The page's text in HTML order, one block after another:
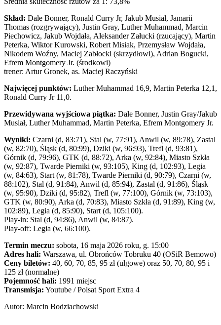
Skład: Dale Bonner, Ronald Curry Jr, Jakub Musiał, Jamarii
Thomas (rozgrywający), Justin Gray, Luther Muhammad, Marcin
Piechowicz, Jakub Wojdała, Aleksander Załucki (rzucający), Martin
Peterka, Wiktor Kurowski, Robert Misiak, Przemysław Wojdała,
Nikodem Woźny, Maciej Zabłocki (skrzydłowi), Adrian Bogucki,
Efrem Montgomery Jr. (środkowi)
trener: Artur Gronek, as. Maciej Raczyński
Najwięcej punktów: Luther Muhammad 16,9, Martin Peterka 12,1,
Ronald Curry Jr 11,0.
Przewidywana wyjściowa piątka: Dale Bonner, Justin Gray/Jakub
Musiał, Luther Muhammad, Martin Peterka, Efrem Montgomery Jr.
Wyniki: Czarni (d, 83:71), Stal (w, 77:91), Anwil (w, 89:78), Zastal
(w, 82:70), Śląsk (d, 80:99), Dziki (w, 96:93), Trefl (d, 93:81),
Górnik (d, 79:96), GTK (d, 88:72), Arka (w, 92:84), Miasto Szkła
(w, 92:87), Twarde Pierniki (w, 93:105), King (d, 102:93), Legia
(w, 84:63), Start (w, 81:78), Twarde Pierniki (d, 90:79), Czarni (w,
88:102), Stal (d, 91:84), Anwil (d, 85:94), Zastal (d, 91:86), Śląsk
(w, 95:90), Dziki (d, 95:82), Trefl (w, 77:100), Górnik (w, 73:103),
GTK (w, 80:90), Arka (d, 70:83), Miasto Szkła (d, 91:89), King (w,
102:89), Legia (d, 85:90), Start (d, 105:100).
Play-in: Stal (d, 94:86), Anwil (w, 84:87).
Play-off: Legia (w, 66:100).
Termin meczu: sobota, 16 maja 2026 roku, g. 15:00
Adres hali: Warszawa, ul. Obrońców Tobruku 40 (OSiR Bemowo)
Ceny biletów: 40, 60, 70, 85, 95 zł (ulgowe) oraz 50, 70, 80, 95 i
125 zł (normalne)
Pojemność hali: 1991 miejsc
Transmisja: Youtube / Polsat Sport Extra 4
Autor: Marcin Bodziachowski